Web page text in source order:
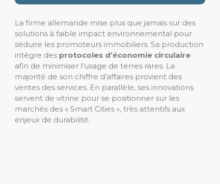
La firme allemande mise plus que jamais sur des
solutions à faible impact environnemental pour
séduire les promoteurs immobiliers. Sa production
intègre des protocoles d’économie circulaire
afin de minimiser l’usage de terres rares. La
majorité de son chiffre d’affaires provient des
ventes des services. En parallèle, ses innovations
servent de vitrine pour se positionner sur les
marchés des « Smart Cities », très attentifs aux
enjeux de durabilité.